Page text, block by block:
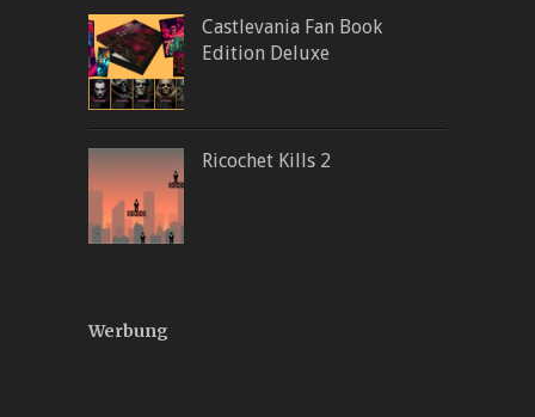
Castlevania Fan Book
Edition Deluxe
Ricochet Kills 2
Werbung